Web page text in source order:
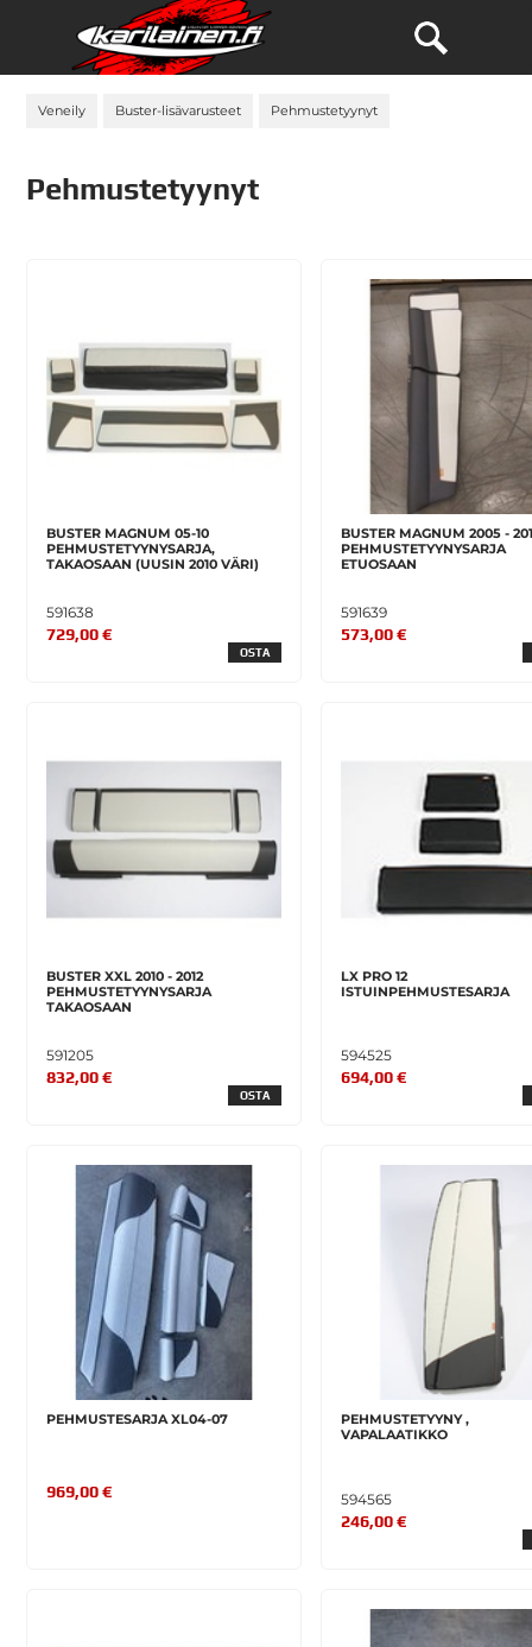
Veneily Buster-lisävarusteet Pehmustetyynyt
Pehmustetyynyt
BUSTER MAGNUM 05-10
PEHMUSTETYYNYSARJA,
TAKAOSAAN (UUSIN 2010 VÄRI)
591638
729,00 €
OSTA
BUSTER MAGNUM 2005 -
PEHMUSTETYYNYSARJA
ETUOSAAN
591639
573,00 €
BUSTER XXL 2010 - 2012
PEHMUSTETYYNYSARJA
TAKAOSAAN
591205
832,00 €
OSTA
LX PRO 12
ISTUINPEHMUSTESARJA
594525
694,00 €
PEHMUSTESARJA XL04-07
969,00 €
PEHMUSTETYYNY ,
VAPALAATIKKO
594565
246,00 €